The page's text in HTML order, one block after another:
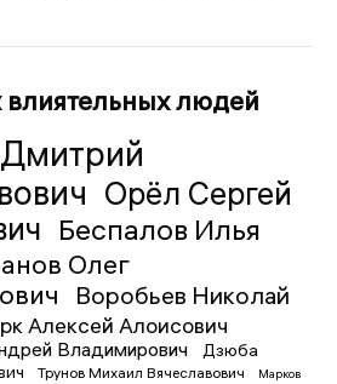
людей
Орёл Сергей
Беспалов Илья
Олег
Воробьев Николай
Алексей Алоисович
Владимирович
Дзюба
Трунов Михаил Вячеславович
Марков